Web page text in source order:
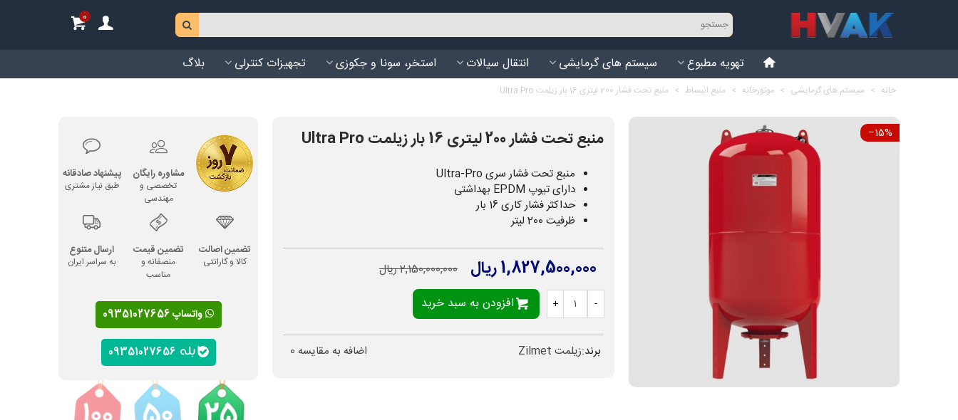
0
تهویه مطبوع سیستم های گرمایشی انتقال سیالات استخر، سونا و جکوزی تجهیزات کنترلی بلاگ
خانه > سیستم های گرمایشی > موتورخانه > منبع انبساط > منبع تحت فشار 200 لیتری 16 بار زیلمت Ultra Pro
‎−15% منبع تحت فشار 200 لیتری 16 بار زیلمت Ultra Pro
منبع تحت فشار سری Ultra-Pro
دارای تیوپ EPDM بهداشتی
حداکثر فشار کاری 16 بار
ظرفیت 200 لیتر
1,827,500,000 ریال 2,150,000,000 ریال
-
+ افزودن به سبد خرید
برند:زیلمت Zilmet اضافه به مقایسه 0
مشاوره رایگان
تخصصی و
مهندسی
پیشنهاد صادقانه
طبق نیاز مشتری
تضمین اصالت
کالا و گارانتی
تضمین قیمت
منصفانه و
مناسب
ارسال متنوع
به سراسر ایران
واتساپ 09351027656